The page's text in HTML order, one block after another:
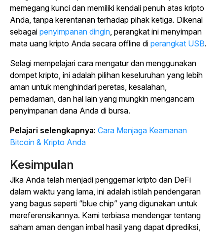
memegang kunci dan memiliki kendali penuh atas kripto
Anda, tanpa kerentanan terhadap pihak ketiga. Dikenal
sebagai penyimpanan dingin , perangkat ini menyimpan
mata uang kripto Anda secara offline di perangkat USB.
Selagi mempelajari cara mengatur dan menggunakan
dompet kripto, ini adalah pilihan keseluruhan yang lebih
aman untuk menghindari peretas, kesalahan,
pemadaman, dan hal lain yang mungkin mengancam
penyimpanan dana Anda di bursa.
Pelajari selengkapnya: Cara Menjaga Keamanan
Bitcoin & Kripto Anda
Kesimpulan
Jika Anda telah menjadi penggemar kripto dan DeFi
dalam waktu yang lama, ini adalah istilah pendengaran
yang bagus seperti “blue chip” yang digunakan untuk
mereferensikannya. Kami terbiasa mendengar tentang
saham aman dengan imbal hasil yang dapat diprediksi,